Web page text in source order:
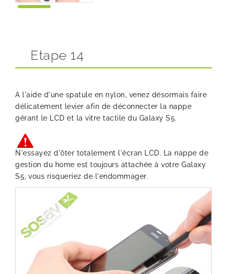
Etape 14
A l'aide d'une spatule en nylon, venez désormais faire
délicatement levier afin de déconnecter la nappe
gérant le LCD et la vitre tactile du Galaxy S5.
N'essayez d'ôter totalement l'écran LCD. La nappe de
gestion du home est toujours attachée à votre Galaxy
S5, vous risqueriez de l'endommager.